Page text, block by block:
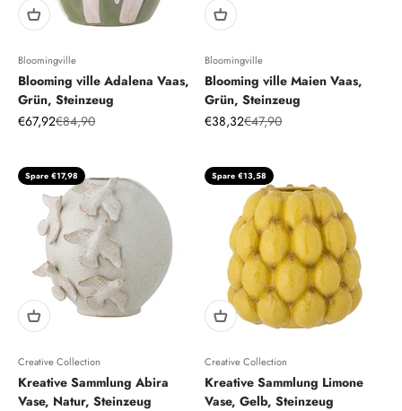
Bloomingville
Blooming ville Adalena Vaas,
Grün, Steinzeug
Angebot
€67,92Regulärer Preis
€84,90
Bloomingville
Blooming ville Maien Vaas,
Grün, Steinzeug
Angebot
€38,32Regulärer Preis
€47,90
Spare €17,98
Creative Collection
Kreative Sammlung Abira
Vase, Natur, Steinzeug
Spare €13,58
Creative Collection
Kreative Sammlung Limone
Vase, Gelb, Steinzeug